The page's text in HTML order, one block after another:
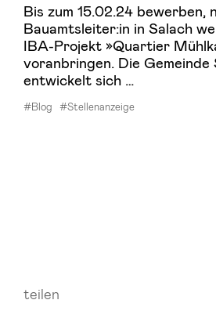
Bis zum 15.02.24 bewerben,
Bauamtsleiter:in in Salach
IBA-Projekt »Quartier
voranbringen. Die Gemeinde
entwickelt sich …
#Blog #Stellenanzeige
teilen